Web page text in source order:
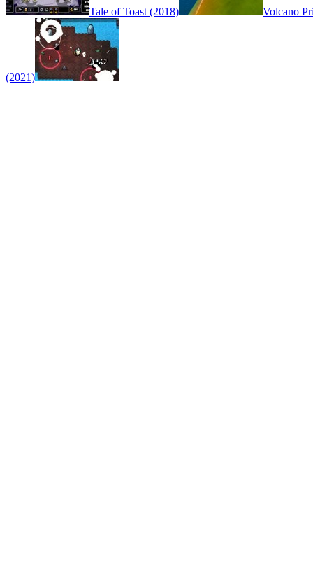
Tale of Toast (2018) Volcano
(2021)